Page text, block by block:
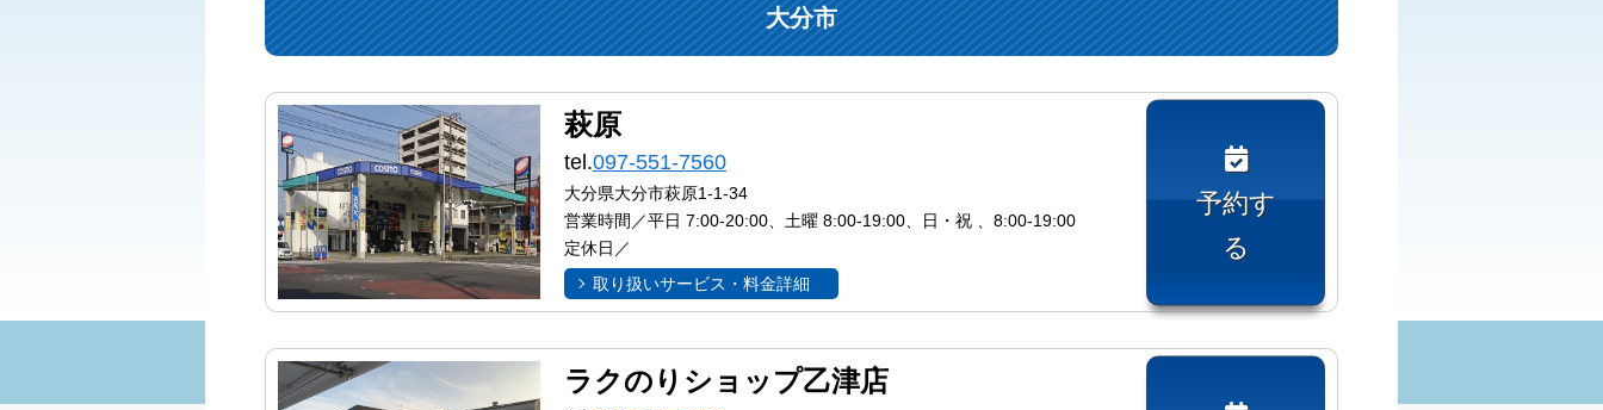
大分市
萩原
tel.097-551-7560
大分県大分市萩原1-1-34
営業時間／平日 7:00-20:00、土曜 8:00-19:00、日・祝 、8:00-19:00
定休日／
取り扱いサービス・料金詳細
予約す
る
ラクのりショップ乙津店